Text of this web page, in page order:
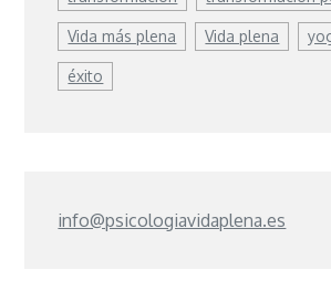
Vida más plena Vida plena
éxito
info@psicologiavidaplena.es